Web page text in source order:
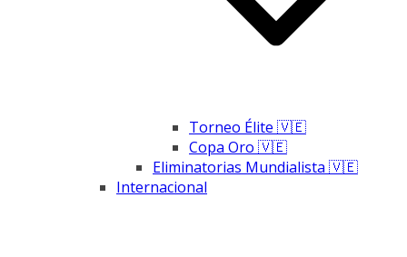
Torneo Élite 🇻🇪
Copa Oro 🇻🇪
Eliminatorias Mundialista 🇻🇪
Internacional